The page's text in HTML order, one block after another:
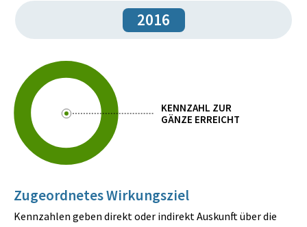
2016
KENNZAHL ZUR
GÄNZE ERREICHT
Zugeordnetes Wirkungsziel
Kennzahlen geben direkt oder indirekt Auskunft über die